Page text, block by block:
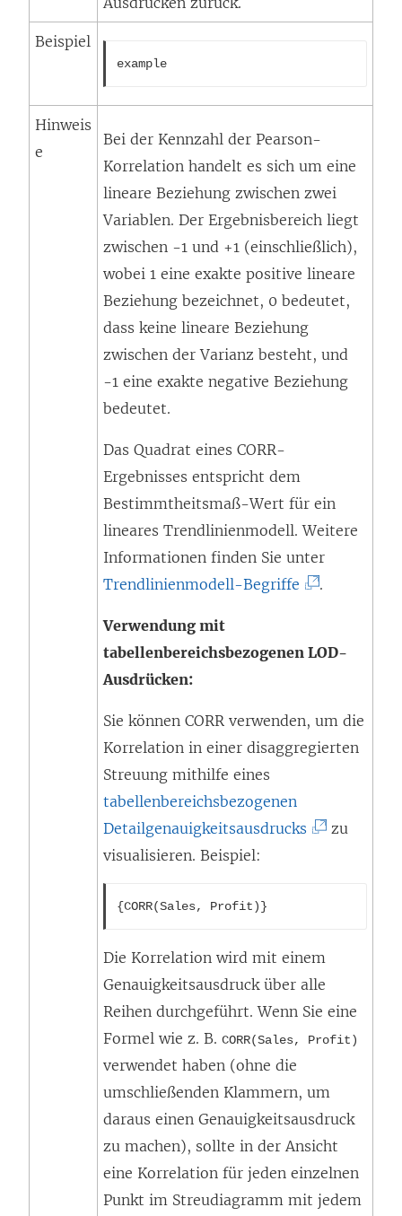
Beispiel
example
Hinweis
e
Bei der Kennzahl der Pearson-
Korrelation handelt es sich um eine
lineare Beziehung zwischen zwei
Variablen. Der Ergebnisbereich liegt
zwischen -1 und +1 (einschließlich),
wobei 1 eine exakte positive lineare
Beziehung bezeichnet, 0 bedeutet,
dass keine lineare Beziehung
zwischen der Varianz besteht, und
-1 eine exakte negative Beziehung
bedeutet.
Das Quadrat eines CORR-
Ergebnisses entspricht dem
Bestimmtheitsmaß-Wert für ein
lineares Trendlinienmodell. Weitere
Informationen finden Sie unter
Trendlinienmodell-Begriffe
n
w
i
i
e
m
F
s
t
e
r
g
.
Verwendung mit
tabellenbereichsbezogenen LOD-
Ausdrücken:
Sie können CORR verwenden, um die
Korrelation in einer disaggregierten
Streuung mithilfe eines
tabellenbereichsbezogenen
Detailgenauigkeitsausdrucks
w
i
r
d
n
n
e
u
e
zu
visualisieren. Beispiel:
{CORR(Sales, Profit)}
Die Korrelation wird mit einem
Genauigkeitsausdruck über alle
Reihen durchgeführt. Wenn Sie eine
Formel wie z. B. CORR(Sales, Profit)
verwendet haben (ohne die
umschließenden Klammern, um
daraus einen Genauigkeitsausdruck
zu machen), sollte in der Ansicht
eine Korrelation für jeden einzelnen
Punkt im Streudiagramm mit jedem